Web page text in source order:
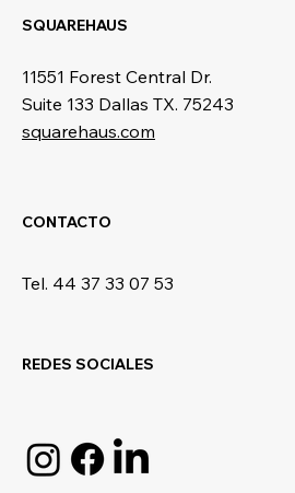
11551 Forest Central Dr.
Suite 133 Dallas TX. 75243
squarehaus.com
SQUAREHAUS
CONTACTO
Tel. 44 37 33 07 53
REDES SOCIALES